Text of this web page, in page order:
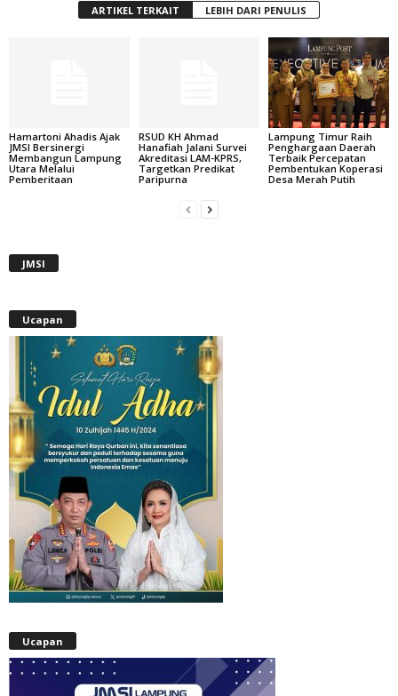
ARTIKEL TERKAIT LEBIH DARI PENULIS
Hamartoni Ahadis Ajak
JMSI Bersinergi
Membangun Lampung
Utara Melalui
Pemberitaan
RSUD KH Ahmad
Hanafiah Jalani Survei
Akreditasi LAM-KPRS,
Targetkan Predikat
Paripurna
Lampung Timur Raih
Penghargaan Daerah
Terbaik Percepatan
Pembentukan Koperasi
Desa Merah Putih
JMSI
Ucapan
Ucapan